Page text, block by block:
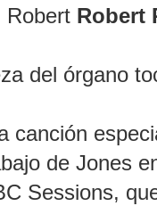
Robert Robert
del órgano
canción
de Jones
Sessions,